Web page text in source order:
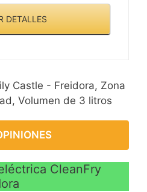
DETALLES
Castle - Freidora, Zona
Volumen de 3 litros
CleanFry